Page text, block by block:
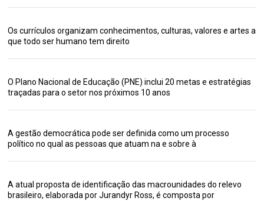
Os currículos organizam conhecimentos, culturas, valores e artes a
que todo ser humano tem direito
O Plano Nacional de Educação (PNE) inclui 20 metas e estratégias
traçadas para o setor nos próximos 10 anos
A gestão democrática pode ser definida como um processo
político no qual as pessoas que atuam na e sobre à
A atual proposta de identificação das macrounidades do relevo
brasileiro, elaborada por Jurandyr Ross, é composta por